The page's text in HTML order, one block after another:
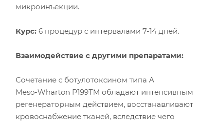
микроинъекции.
Курс: 6 процедур с интервалами 7-14 дней.
Взаимодействие с другими препаратами:
Сочетание с ботулотоксином типа А
Meso-Wharton P199ТМ обладают интенсивным
регенераторным действием, восстанавливают
кровоснабжение тканей, вследствие чего